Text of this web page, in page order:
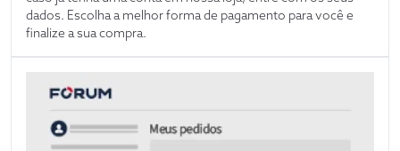
dados. Escolha a melhor forma de pagamento para você e
finalize a sua compra.